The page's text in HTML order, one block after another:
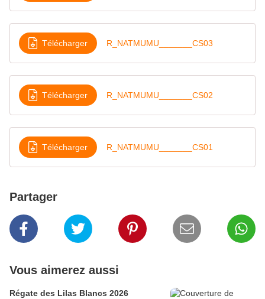
Télécharger R_NATMUMU_______CS03
Télécharger R_NATMUMU_______CS02
Télécharger R_NATMUMU_______CS01
Partager
Vous aimerez aussi
Régate des Lilas Blancs 2026